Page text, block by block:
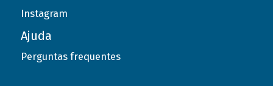
Instagram
Ajuda
Perguntas frequentes